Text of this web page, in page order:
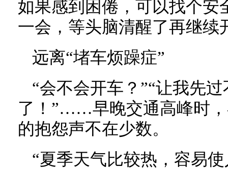
如果感到困倦，可以找个安
一会，等头脑清醒了再继续
远离“堵车烦躁症”
“会不会开车？”“让我先
了！”……早晚交通高峰时
的抱怨声不在少数。
“夏季天气比较热，容易